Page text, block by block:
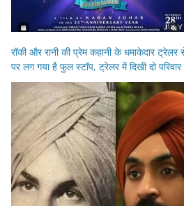
रॉकी और रानी की प्रेम कहानी के धमाकेदार
पर लग गया है फुल स्टॉप, ट्रेलर में दिखी दो